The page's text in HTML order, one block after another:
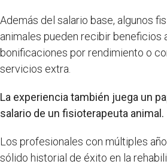
Además del salario base, algunos
animales pueden recibir beneficios
bonificaciones por rendimiento o
servicios extra.
La experiencia también juega un
salario de un fisioterapeuta animal.
Los profesionales con múltiples
sólido historial de éxito en la